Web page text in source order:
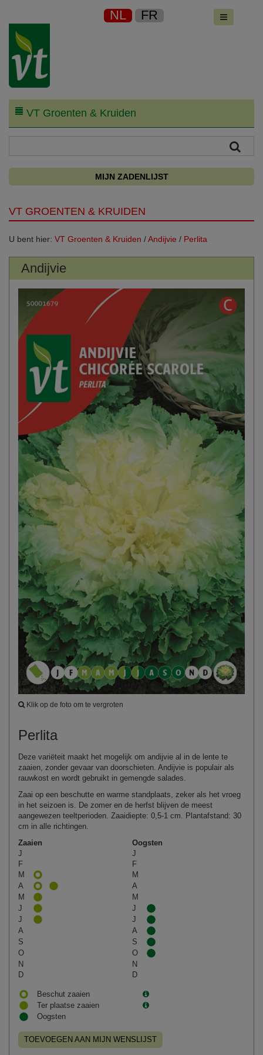
NL FR
VT Groenten & Kruiden
MIJN ZADENLIJST
VT GROENTEN & KRUIDEN
U bent hier: VT Groenten & Kruiden /Andijvie / Perlita
Andijvie
Klik op de foto om te vergroten
Perlita
Deze variëteit maakt het mogelijk om andijvie al in de lente te
zaaien, zonder gevaar van doorschieten. Andijvie is populair als
rauwkost en wordt gebruikt in gemengde salades.
Zaai op een beschutte en warme standplaats, zeker als het vroeg
in het seizoen is. De zomer en de herfst blijven de meest
aangewezen teeltperioden. Zaaidiepte: 0,5-1 cm. Plantafstand: 30
cm in alle richtingen.
Zaaien
Oogsten
J
J
F
F
M
M
A
A
M
M
J
J
J
J
A
A
S
S
O
O
N
N
D
D
Beschut zaaien
Ter plaatse zaaien
Oogsten
TOEVOEGEN AAN MIJN WENSLIJST